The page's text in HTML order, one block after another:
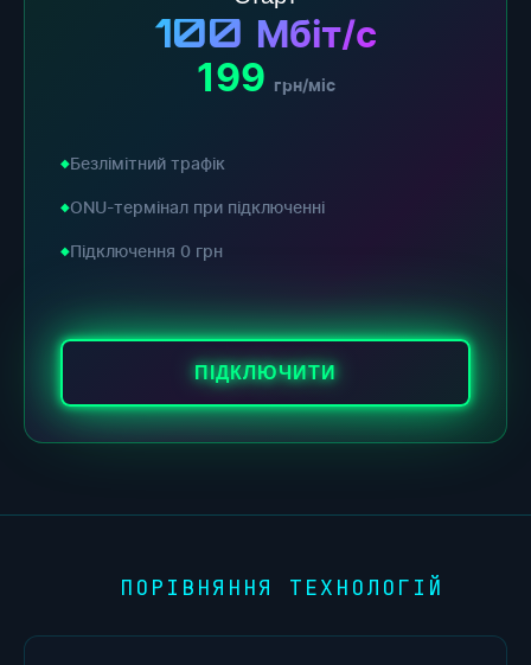
100 Мбіт/с
199 грн/міс
Безлімітний трафік
ONU-термінал при підключенні
Підключення 0 грн
ПІДКЛЮЧИТИ
ПОРІВНЯННЯ ТЕХНОЛОГІЙ